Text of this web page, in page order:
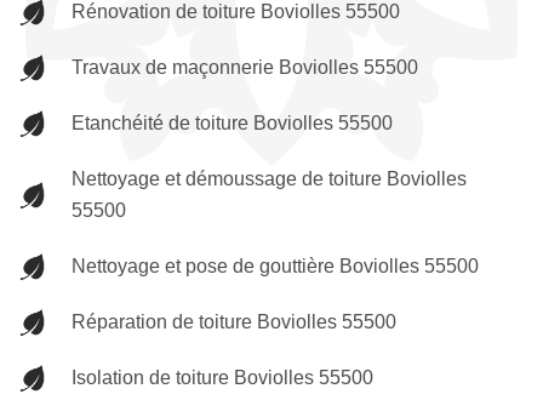
Rénovation de toiture Boviolles 55500
Travaux de maçonnerie Boviolles 55500
Etanchéité de toiture Boviolles 55500
Nettoyage et démoussage de toiture Boviolles
55500
Nettoyage et pose de gouttière Boviolles 55500
Réparation de toiture Boviolles 55500
Isolation de toiture Boviolles 55500